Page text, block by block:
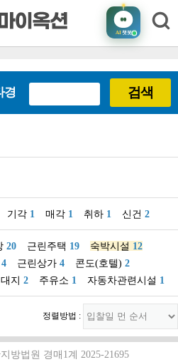
AI챗봇
경 검색
기각 1 매각 1 취하 1 신건 2
20 근린주택 19 숙박시설 12
4 근린상가 4 콘도(호텔) 2
대지 2 주유소 1 자동차관련시설 1
정렬방법 :
방법원 경매1계 2025-21695